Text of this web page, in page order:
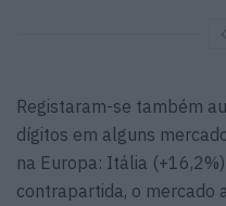
Registaram-se também
dígitos em alguns
na Europa: Itália
contrapartida, o mercado